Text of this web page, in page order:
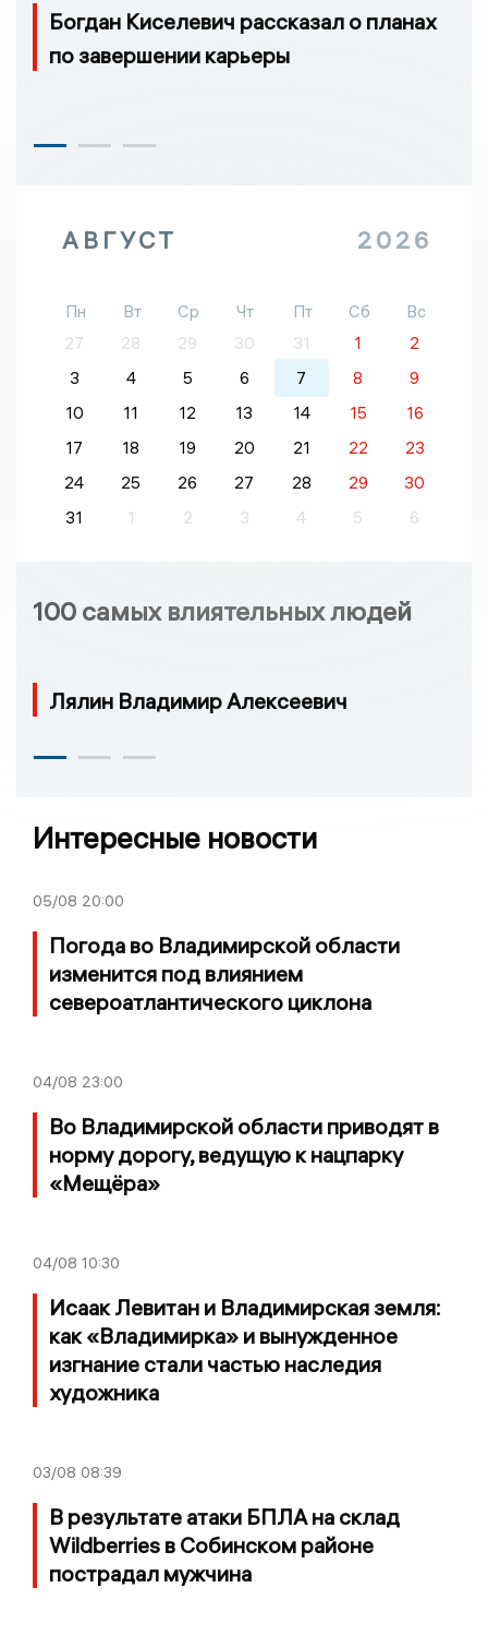
Богдан Киселевич рассказал о планах
по завершении карьеры
АВГУСТ 2026
Пн Вт Ср Чт Пт Сб
Вс
27
28 29 30 31 1
2
3
4 5 6 7 8
9
10
11 12 13 14 15
16
17
18 19 20 21 22
23
24
25 26 27 28 29
30
31
1 2 3 4 5 6
100 самых влиятельных людей
Лялин Владимир Алексеевич
Интересные новости
05/08 20:00
Погода во Владимирской области
изменится под влиянием
североатлантического циклона
04/08 23:00
Во Владимирской области приводят в
норму дорогу, ведущую к нацпарку
«Мещёра»
04/08 10:30
Исаак Левитан и Владимирская земля:
как «Владимирка» и вынужденное
изгнание стали частью наследия
художника
03/08 08:39
В результате атаки БПЛА на склад
Wildberries в Собинском районе
пострадал мужчина